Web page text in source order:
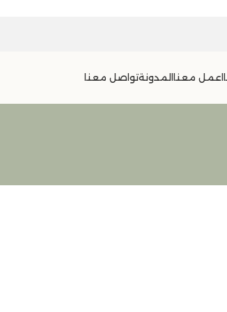
اعمل معناالمدونةتواصل معنا